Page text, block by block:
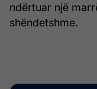
ndërtuar një
shëndetshme.